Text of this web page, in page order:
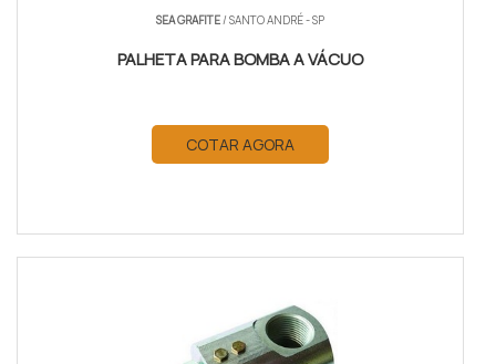
SEA GRAFITE/ SANTO ANDRÉ - SP
PALHETA PARA BOMBA A VÁCUO
COTAR AGORA